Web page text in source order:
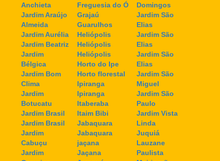
Anchieta
Jardim Araújo
Almeida
Jardim Aurélia
Jardim Beatriz
Jardim
Bélgica
Jardim Bom
Clima
Jardim
Botucatu
Jardim Brasil
Jardim Brasil
Jardim
Cabuçu
Jardim
Freguesia do Ó
Grajaú
Guarulhos
Heliópolis
Heliópolis
Heliópolis
Horto do Ipe
Horto florestal
Ipiranga
Ipiranga
Itaberaba
Itaim Bibi
Jabaquara
Jabaquara
jaçana
Jaçana
Domingos
Jardim São
Elias
Jardim São
Elias
Jardim São
Elias
Jardim São
Miguel
Jardim São
Paulo
Jardim Vista
Linda
Juquiá
Lauzane
Paulista